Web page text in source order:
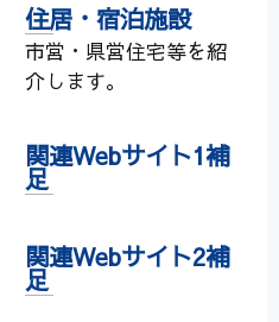
住居・宿泊施設
市営・県営住宅等を紹
介します。
関連Webサイト1補
足
関連Webサイト2補
足